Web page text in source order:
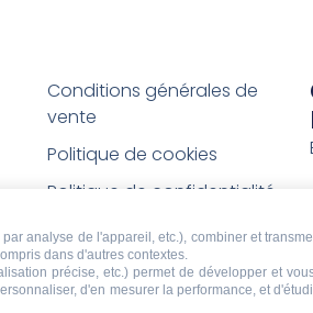
Conditions générales de
vente
Politique de cookies
Politique de confidentialité
Mentions légales
Conditions de retour et de
remboursement
analyse de l'appareil, etc.), combiner et
dans d'autres contextes.
précise, etc.) permet de développer et
d'en mesurer la performance, et